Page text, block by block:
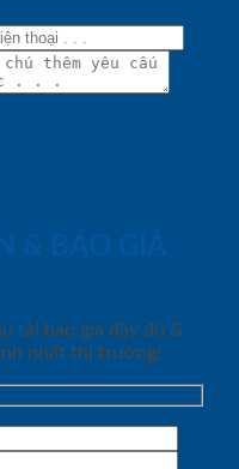
& BÁO GIÁ
tải báo giá đầy đủ &
nhất thị trường!